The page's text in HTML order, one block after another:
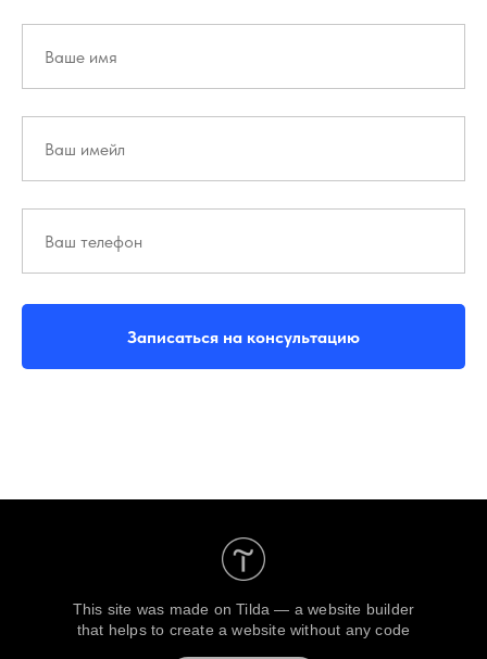
Записаться на консультацию
This site was made onTilda — a website builder
that helps to create a website without any code